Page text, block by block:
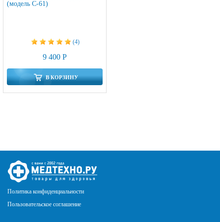
(модель C-61)
(4)
9 400 Р
В КОРЗИНУ
Политика конфиденциальности
Пользовательское соглашение